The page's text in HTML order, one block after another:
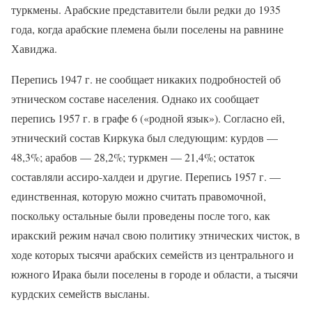
туркмены. Арабские представители были редки до 1935
года, когда арабские племена были поселены на равнине
Хавиджа.
Перепись 1947 г. не сообщает никаких подробностей об
этническом составе населения. Однако их сообщает
перепись 1957 г. в графе 6 («родной язык»). Согласно ей,
этнический состав Киркука был следующим: курдов —
48,3%; арабов — 28,2%; туркмен — 21,4%; остаток
составляли ассиро-халдеи и другие. Перепись 1957 г. —
единственная, которую можно считать правомочной,
поскольку остальные были проведены после того, как
иракский режим начал свою политику этнических чисток, в
ходе которых тысячи арабских семейств из центрального и
южного Ирака были поселены в городе и области, а тысячи
курдских семейств высланы.